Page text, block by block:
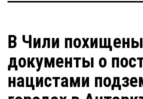
В Чили похищены
документы о
нацистами